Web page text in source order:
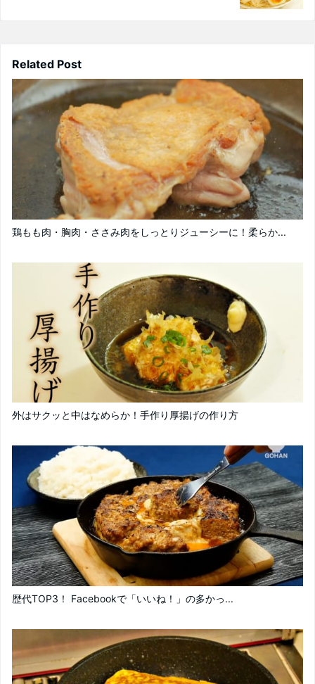
Related Post
鶏もも肉・胸肉・ささみ肉をしっとりジューシーに！柔らか...
外はサクッと中はなめらか！手作り厚揚げの作り方
歴代TOP3！ Facebookで「いいね！」の多かっ...